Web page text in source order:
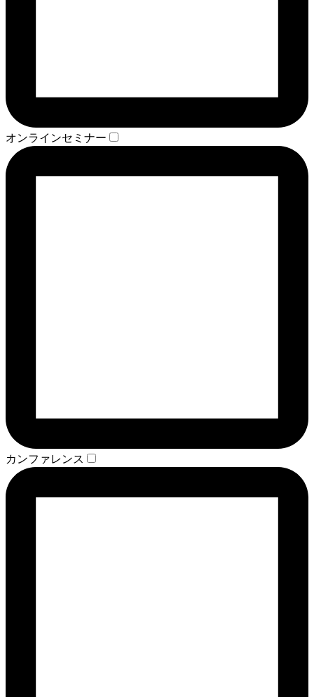
オンラインセミナー
カンファレンス